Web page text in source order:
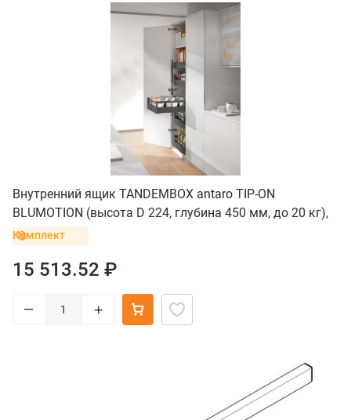
Внутренний ящик TANDEMBOX antaro TIP-ON
BLUMOTION (высота D 224, глубина 450 мм, до 20 кг),
серый орион
Комплект
15 513.52 ₽
– +